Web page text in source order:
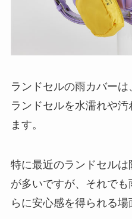
ランドセルの雨カバー
ランドセルを水濡れや
ます。
特に最近のランドセル
が多いですが、それで
らに安心感を得られる場